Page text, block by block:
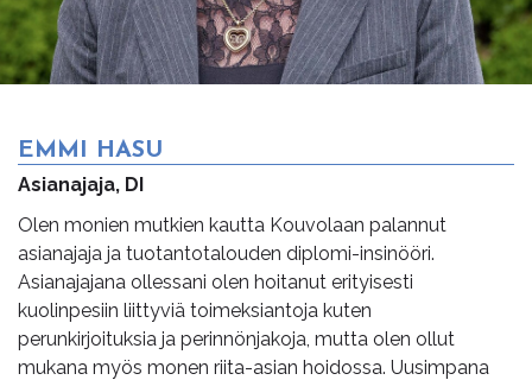
EMMI HASU
Asianajaja, DI
Olen monien mutkien kautta Kouvolaan palannut
asianajaja ja tuotantotalouden diplomi-insinööri.
Asianajajana ollessani olen hoitanut erityisesti
kuolinpesiin liittyviä toimeksiantoja kuten
perunkirjoituksia ja perinnönjakoja, mutta olen ollut
mukana myös monen riita-asian hoidossa. Uusimpana